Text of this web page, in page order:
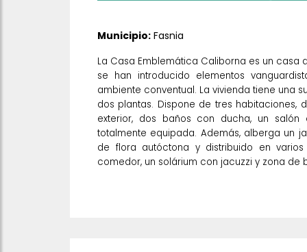
Municipio: Fasnia
La Casa Emblemática Caliborna es un casa
se han introducido elementos
ambiente conventual. La vivienda tiene una
dos plantas. Dispone de tres habitaciones,
exterior, dos baños con ducha, un
totalmente equipada. Además, alberga un
de flora autóctona y distribuido en
comedor, un solárium con jacuzzi y zona de